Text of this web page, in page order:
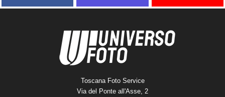
Toscana Foto Service
Via del Ponte all'Asse, 2